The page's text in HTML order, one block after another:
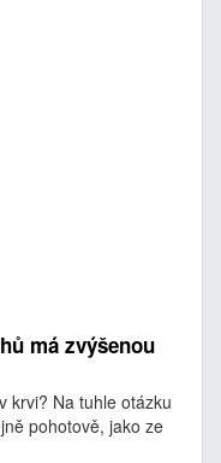
má zvýšenou
krvi? Na tuhle otázku
pohotově, jako ze